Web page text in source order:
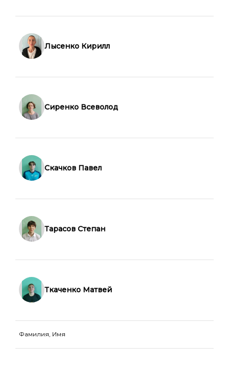
Лысенко Кирилл
Сиренко Всеволод
Скачков Павел
Тарасов Степан
Ткаченко Матвей
Фамилия, Имя